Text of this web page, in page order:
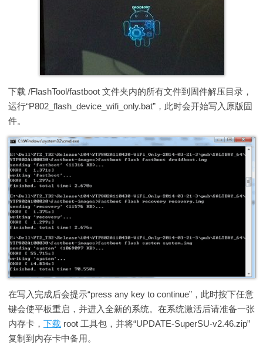
下载 /FlashTool/fastboot 文件夹内的所有文件到固件解压目录，
运行“P802_flash_device_wifi_only.bat”，此时会开始写入原版固
件。
在写入完成后会提示“press any key to continue”，此时按下任意
键会使平板重启，并进入全新的系统。在系统激活后请准备一张
内存卡， 下载 root 工具包，并将“UPDATE-SuperSU-v2.46.zip”
复制到内存卡中备用。